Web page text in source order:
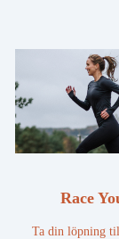
Race
Ta din löpning